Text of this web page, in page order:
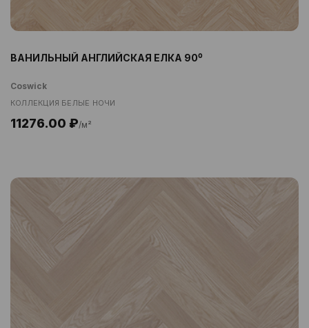
ВАНИЛЬНЫЙ АНГЛИЙСКАЯ ЕЛКА 90⁰
Coswick
КОЛЛЕКЦИЯ БЕЛЫЕ НОЧИ
11276.00 ₽/м²